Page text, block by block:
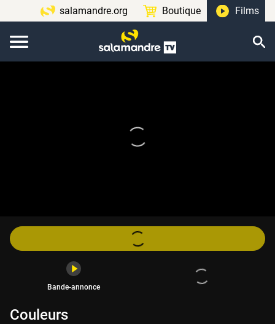
salamandre.org Boutique Films
Bande-annonce
Couleurs